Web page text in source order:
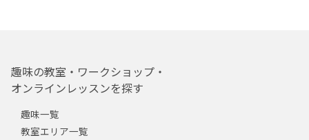
趣味の教室・ワークショップ・
オンラインレッスンを探す
趣味一覧
教室エリア一覧